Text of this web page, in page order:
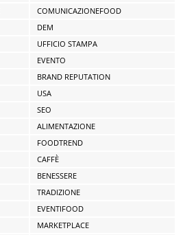
COMUNICAZIONEFOOD
DEM
UFFICIO STAMPA
EVENTO
BRAND REPUTATION
USA
SEO
ALIMENTAZIONE
FOODTREND
CAFFÈ
BENESSERE
TRADIZIONE
EVENTIFOOD
MARKETPLACE